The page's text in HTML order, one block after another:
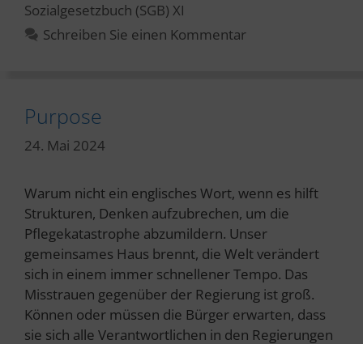
Sozialgesetzbuch (SGB) XI
Schreiben Sie einen Kommentar
Purpose
24. Mai 2024
Warum nicht ein englisches Wort, wenn es hilft
Strukturen, Denken aufzubrechen, um die
Pflegekatastrophe abzumildern. Unser
gemeinsames Haus brennt, die Welt verändert
sich in einem immer schnellener Tempo. Das
Misstrauen gegenüber der Regierung ist groß.
Können oder müssen die Bürger erwarten, dass
sie sich alle Verantwortlichen in den Regierungen